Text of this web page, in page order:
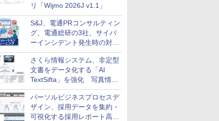
リ「Wijmo 2026J v1.1」
S&J、電通PRコンサルティン
グ、電通総研の3社、サイバ
ーインシデント発生時の対応
と危機管理広報を一体的に訓
練するプログラムを提供
さくら情報システム、非定型
文書をデータ化する「AI
TextSifta」を強化 写真情報
のデータ化などに対応
パーソルビジネスプロセスデ
ザイン、採用データを集約・
可視化する採用レポート高速